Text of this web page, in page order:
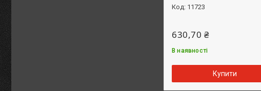
11723
630,70 ₴
В наявності
Купити